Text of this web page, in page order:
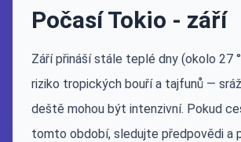
Počasí Tokio - září
Září přináší stále teplé dny (okolo 27
riziko tropických bouří a tajfunů —
deště mohou být intenzivní. Pokud
tomto období, sledujte předpovědi a